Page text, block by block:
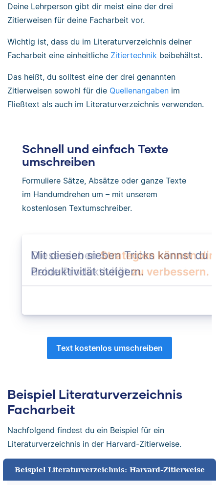
Deine Lehrperson gibt dir meist eine der drei
Zitierweisen für deine Facharbeit vor.
Wichtig ist, dass du im Literaturverzeichnis deiner
Facharbeit eine einheitliche Zitiertechnik beibehältst.
Das heißt, du solltest eine der drei genannten
Zitierweisen sowohl für die Quellenangaben im
Fließtext als auch im Literaturverzeichnis verwenden.
Schnell und einfach Texte
umschreiben
Formuliere Sätze, Absätze oder ganze Texte
im Handumdrehen um – mit unserem
kostenlosen Textumschreiber.
Text kostenlos umschreiben
Beispiel Literaturverzeichnis
Facharbeit
Nachfolgend findest du ein Beispiel für ein
Literaturverzeichnis in der Harvard-Zitierweise.
Beispiel Literaturverzeichnis: Harvard-Zitierweise